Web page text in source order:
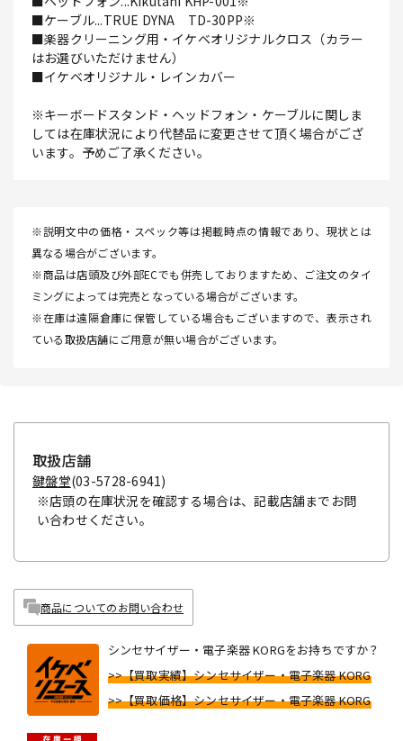
■ケーブル...TRUE DYNA TD-30PP※
■楽器クリーニング用・イケベオリジナルクロス（カラー
はお選びいただけません）
■イケベオリジナル・レインカバー
※キーボードスタンド・ヘッドフォン・ケーブルに関しま
しては在庫状況により代替品に変更させて頂く場合がござ
います。予めご了承ください。
※説明文中の価格・スペック等は掲載時点の情報であり、現状とは
異なる場合がございます。
※商品は店頭及び外部ECでも併売しておりますため、ご注文のタイ
ミングによっては完売となっている場合がございます。
※在庫は遠隔倉庫に保管している場合もございますので、表示され
ている取扱店舗にご用意が無い場合がございます。
取扱店舗
鍵盤堂(03-5728-6941)
※店頭の在庫状況を確認する場合は、記載店舗までお問
い合わせください。
商品についてのお問い合わせ
シンセサイザー・電子楽器 KORGをお持ちですか？
>>【買取実績】シンセサイザー・電子楽器 KORG
>>【買取価格】シンセサイザー・電子楽器 KORG